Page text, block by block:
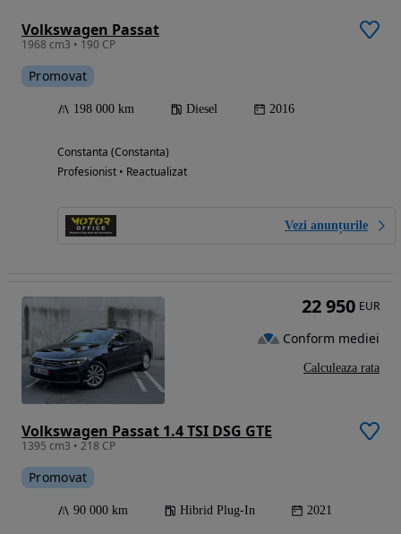
Volkswagen Passat
1968 cm3 • 190 CP
Promovat
198 000 km Diesel 2016
Constanta (Constanta)
Profesionist • Reactualizat
Vezi anunțurile
Volkswagen Passat 1.4 TSI DSG GTE
1395 cm3 • 218 CP
Promovat
90 000 km Hibrid Plug-In 2021
22 950 EUR
Conform mediei
Calculeaza rata